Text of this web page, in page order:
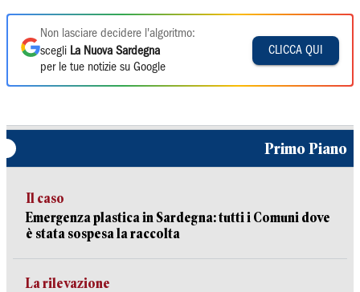
Non lasciare decidere l'algoritmo:
scegli La Nuova Sardegna
per le tue notizie su Google
CLICCA QUI
Primo Piano
Il caso
Emergenza plastica in Sardegna: tutti i Comuni dove
è stata sospesa la raccolta
La rilevazione